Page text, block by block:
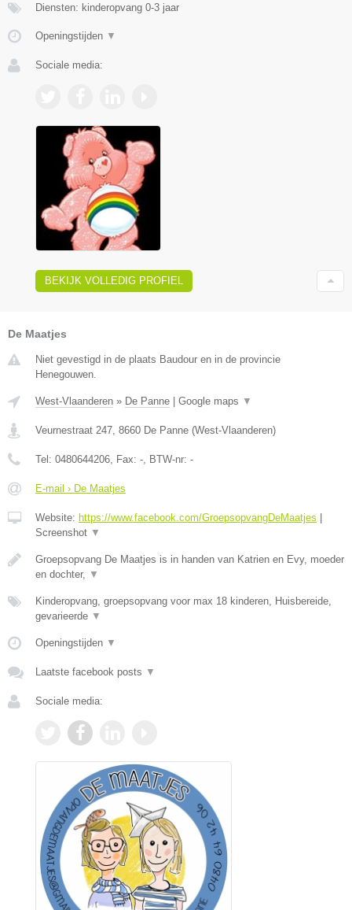
Diensten: kinderopvang 0-3 jaar
Openingstijden ▼
Sociale media:
BEKIJK VOLLEDIG PROFIEL
De Maatjes
Niet gevestigd in de plaats Baudour en in de provincie
Henegouwen.
West-Vlaanderen » De Panne Google maps ▼
Veurnestraat 247 8660 De Panne (West-Vlaanderen)
Tel: 0480644206 , Fax: - , BTW-nr: -
E-mail › De Maatjes
Website: https://www.facebook.com/GroepsopvangDeMaatjes
Screenshot ▼
Groepsopvang De Maatjes is in handen van Katrien en Evy, moeder
en dochter,
▼
Kinderopvang, groepsopvang voor max 18 kinderen, Huisbereide,
gevarieerde ▼
Openingstijden ▼
Laatste facebook posts ▼
Sociale media: